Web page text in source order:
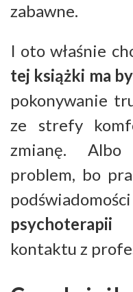
zabawne.
I oto właśnie
tej książki ma
pokonywanie
ze strefy
zmianę. Albo
problem, bo
psychoterapii i
kontaktu z